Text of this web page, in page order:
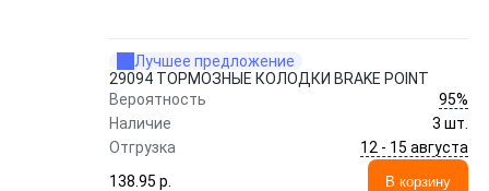
Лучшее предложение
29094 ТОРМОЗНЫЕ КОЛОДКИ BRAKE POINT
Вероятность
95%
Наличие
3 шт.
Отгрузка
12 - 15 августа
138.95 p.
В корзину